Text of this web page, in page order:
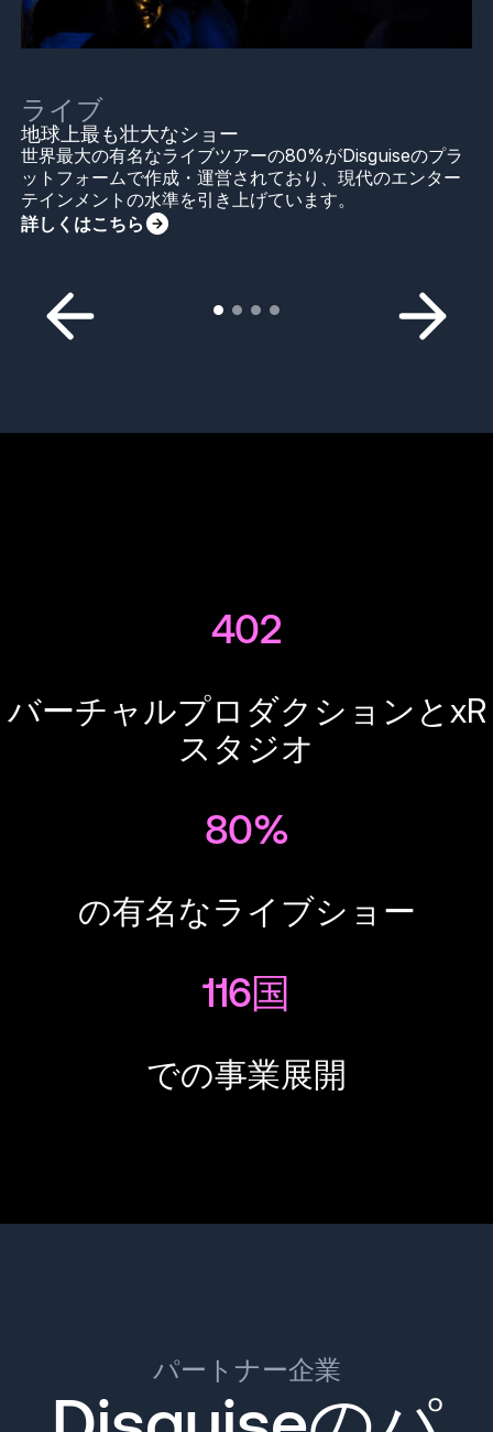
ライブ
地球上最も壮大なショー
世界最大の有名なライブツアーの80%がDisguiseのプラ
ットフォームで作成・運営されており、現代のエンター
テインメントの水準を引き上げています。
詳しくはこちら
402
バーチャルプロダクションとxR
スタジオ
80%
の有名なライブショー
116国
での事業展開
パートナー企業